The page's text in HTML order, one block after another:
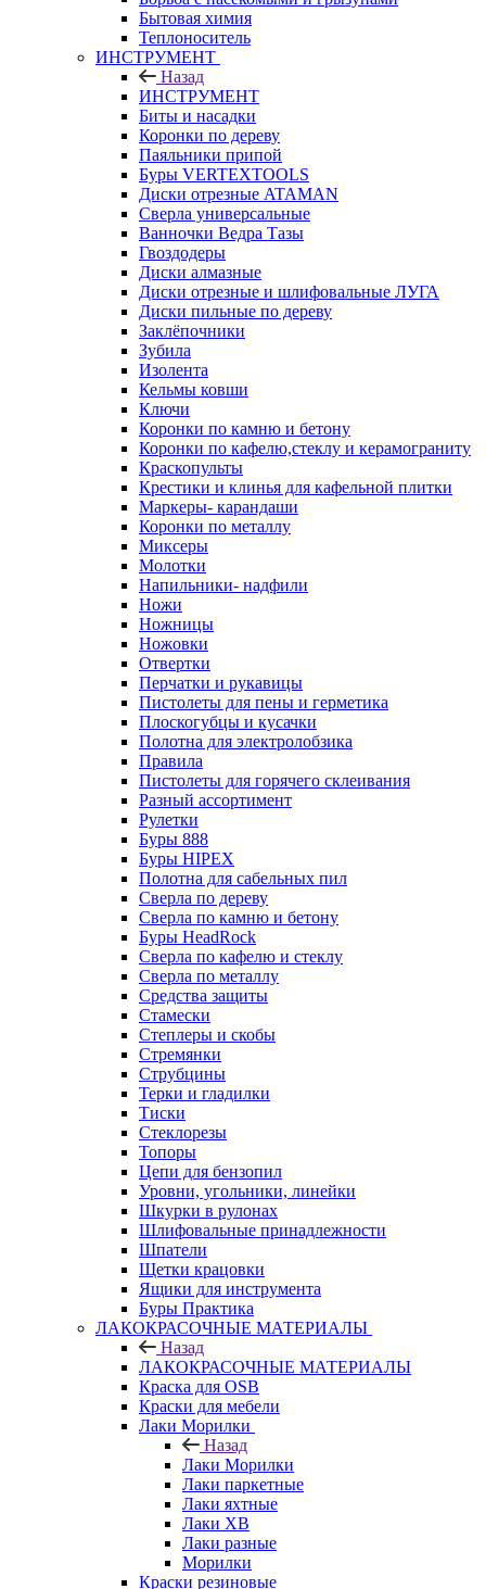
Бытовая химия
Теплоноситель
ИНСТРУМЕНТ
Назад
ИНСТРУМЕНТ
Биты и насадки
Коронки по дереву
Паяльники припой
Буры VERTEXTOOLS
Диски отрезные ATAMAN
Сверла универсальные
Ванночки Ведра Тазы
Гвоздодеры
Диски алмазные
Диски отрезные и шлифовальные ЛУГА
Диски пильные по дереву
Заклёпочники
Зубила
Изолента
Кельмы ковши
Ключи
Коронки по камню и бетону
Коронки по кафелю,стеклу и керамограниту
Краскопульты
Крестики и клинья для кафельной плитки
Маркеры- карандаши
Коронки по металлу
Миксеры
Молотки
Напильники- надфили
Ножи
Ножницы
Ножовки
Отвертки
Перчатки и рукавицы
Пистолеты для пены и герметика
Плоскогубцы и кусачки
Полотна для электролобзика
Правила
Пистолеты для горячего склеивания
Разный ассортимент
Рулетки
Буры 888
Буры HIPEX
Полотна для сабельных пил
Сверла по дереву
Сверла по камню и бетону
Буры HeadRock
Сверла по кафелю и стеклу
Сверла по металлу
Средства защиты
Стамески
Степлеры и скобы
Стремянки
Струбцины
Терки и гладилки
Тиски
Стеклорезы
Топоры
Цепи для бензопил
Уровни, угольники, линейки
Шкурки в рулонах
Шлифовальные принадлежности
Шпатели
Щетки крацовки
Ящики для инструмента
Буры Практика
ЛАКОКРАСОЧНЫЕ МАТЕРИАЛЫ
Назад
ЛАКОКРАСОЧНЫЕ МАТЕРИАЛЫ
Краска для OSB
Краски для мебели
Лаки Морилки
Назад
Лаки Морилки
Лаки паркетные
Лаки яхтные
Лаки ХВ
Лаки разные
Морилки
Краски резиновые